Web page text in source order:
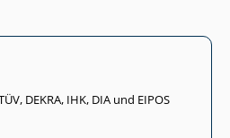
DEKRA, IHK, DIA und EIPOS